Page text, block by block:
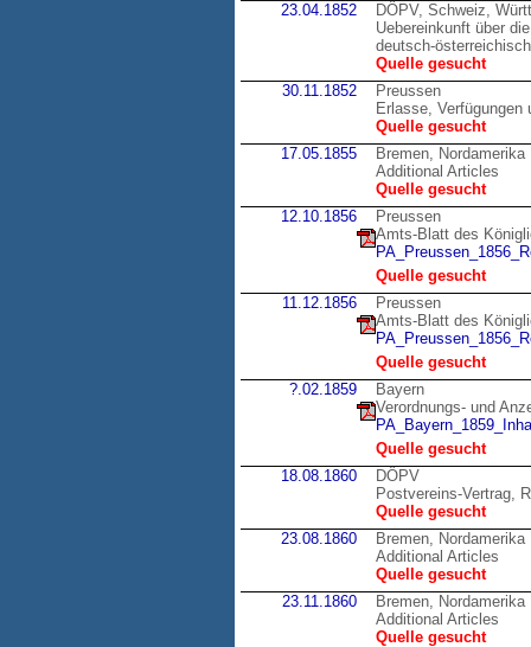
23.04.1852
DÖPV, Schweiz,
Uebereinkunft über
deutsch-
Quelle gesucht
30.11.1852
Preussen
Erlasse,
Quelle gesucht
17.05.1855
Bremen, Nordamerika
Additional Articles
Quelle gesucht
12.10.1856
Preussen
Amts-Blatt des
Quelle gesucht
11.12.1856
Preussen
Amts-Blatt des
Quelle gesucht
?.02.1859
Bayern
Verordnungs- und
Quelle gesucht
18.08.1860
DÖPV
Postvereins-Vertrag,
Quelle gesucht
23.08.1860
Bremen, Nordamerika
Additional Articles
Quelle gesucht
23.11.1860
Bremen, Nordamerika
Additional Articles
Quelle gesucht